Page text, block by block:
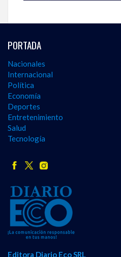
PORTADA
Nacionales
Internacional
Política
Economía
Deportes
Entretenimiento
Salud
Tecnología
Editora Diario Eco SRL